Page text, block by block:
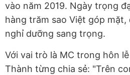
vào năm 2019. Ngày trọng
hàng trăm sao Việt góp
nghỉ dưỡng sang trọng.
Với vai trò là MC trong hôn
Thành từng chia sẻ: "Trên